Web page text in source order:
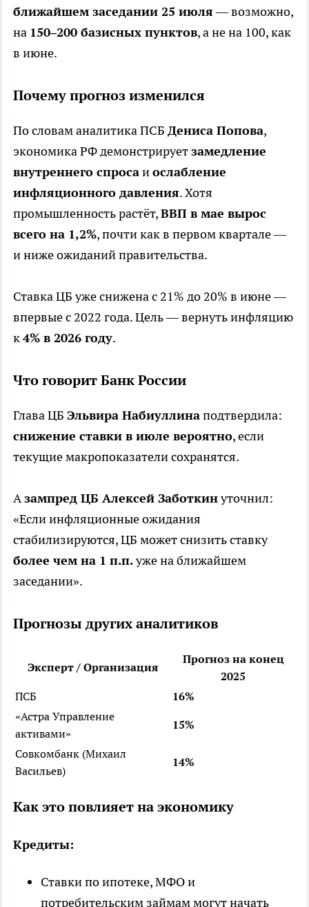
ближайшем заседании 25 июля— возможно,
на 150–200 базисных пунктов, а не на 100, как
в июне.
Почему прогноз изменился
По словам аналитика ПСБ Дениса Попова,
экономика РФ демонстрируетзамедление
внутреннего спросаиослабление
инфляционного давления. Хотя
промышленность растёт,ВВП в мае вырос
всего на 1,2%, почти как в первом квартале —
и ниже ожиданий правительства.
Ставка ЦБ уже снижена с 21% до 20% в июне —
впервые с 2022 года. Цель — вернуть инфляцию
к4% в 2026 году.
Что говорит Банк России
Глава ЦБ Эльвира Набиуллинаподтвердила:
снижение ставки в июле вероятно, если
текущие макропоказатели сохранятся.
Азампред ЦБ Алексей Заботкинуточнил:
«Если инфляционные ожидания
стабилизируются, ЦБ может снизить ставку
более чем на 1 п.п.уже на ближайшем
заседании».
Прогнозы других аналитиков
Эксперт / Организация
Прогноз на конец
2025
ПСБ
16%
«Астра Управление
активами»
15%
Совкомбанк (Михаил
Васильев)
14%
Как это повлияет на экономику
Кредиты:
Ставки по ипотеке, МФО и
потребительским займам могут начать